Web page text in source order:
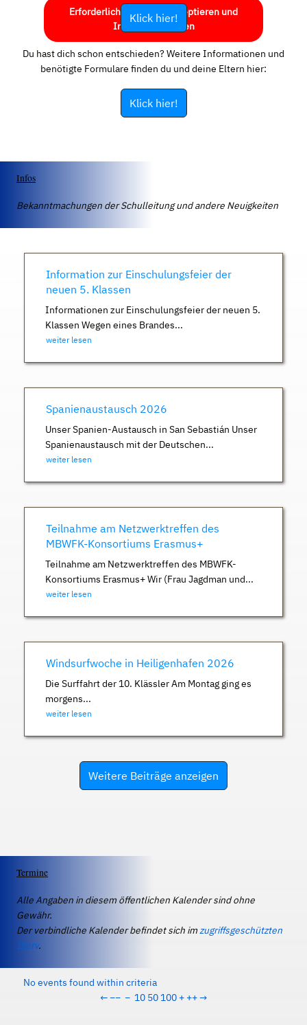
Erforderlichen Service akzeptieren und
Inhalte entsperren
Klick hier!
Du hast dich schon entschieden? Weitere Informationen und
benötigte Formulare finden du und deine Eltern hier:
Klick hier!
Infos
Bekanntmachungen der Schulleitung und andere Neuigkeiten
Information zur Einschulungsfeier der
neuen 5. Klassen
Informationen zur Einschulungsfeier der neuen 5.
Klassen Wegen eines Brandes...
weiter lesen
Spanienaustausch 2026
Unser Spanien-Austausch in San Sebastián Unser
Spanienaustausch mit der Deutschen...
weiter lesen
Teilnahme am Netzwerktreffen des
MBWFK-Konsortiums Erasmus+
Teilnahme am Netzwerktreffen des MBWFK-
Konsortiums Erasmus+ Wir (Frau Jagdman und...
weiter lesen
Windsurfwoche in Heiligenhafen 2026
Die Surffahrt der 10. Klässler Am Montag ging es
morgens...
weiter lesen
Weitere Beiträge anzeigen
Termine
Alle Angaben in diesem öffentlichen Kalender sind ohne
Gewähr.
Der verbindliche Kalender befindet sich imzugriffsgeschützten
IServ.
No events found within criteria
← −− − 10 50 100 + ++→